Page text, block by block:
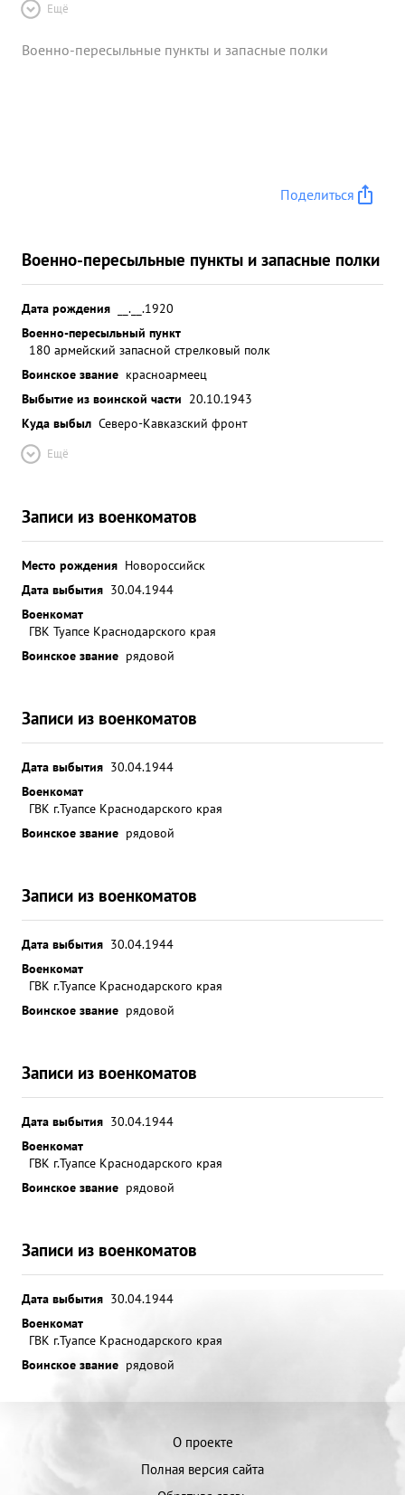
Ещё
Военно-пересыльные пункты и запасные полки
Поделиться
Военно-пересыльные пункты и запасные полки
Дата рождения
__.__.1920
Военно-пересыльный пункт
180 армейский запасной стрелковый полк
Воинское звание красноармеец
Выбытие из воинской части 20.10.1943
Куда выбыл Северо-Кавказский фронт
Ещё
Записи из военкоматов
Место рождения Новороссийск
Дата выбытия 30.04.1944
Военкомат
ГВК Туапсе Краснодарского края
Воинское звание рядовой
Записи из военкоматов
Дата выбытия 30.04.1944
Военкомат
ГВК г.Туапсе Краснодарского края
Воинское звание рядовой
Записи из военкоматов
Дата выбытия 30.04.1944
Военкомат
ГВК г.Туапсе Краснодарского края
Воинское звание рядовой
Записи из военкоматов
Дата выбытия 30.04.1944
Военкомат
ГВК г.Туапсе Краснодарского края
Воинское звание рядовой
Записи из военкоматов
Дата выбытия 30.04.1944
Военкомат
ГВК г.Туапсе Краснодарского края
Воинское звание рядовой
О проекте
Полная версия сайта